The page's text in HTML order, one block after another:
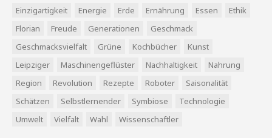
Einzigartigkeit
Energie Erde Ernährung Essen
Ethik
Florian
Freude Generationen
Geschmack
Geschmacksvielfalt
Grüne Kochbücher
Kunst
Leipziger
Maschinengeflüster Nachhaltigkeit
Nahrung
Region
Revolution Rezepte Roboter
Saisonalität
Schätzen
Selbstlernender Symbiose
Technologie
Umwelt
Vielfalt Wahl Wissenschaftler